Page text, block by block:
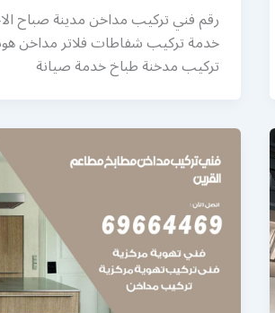
رقم فني تركيب مداخن مدينة صباح
خدمة تركيب شفاطات فلاتر مداخن
تركيب مدخنة طباخ خدمة صيانة